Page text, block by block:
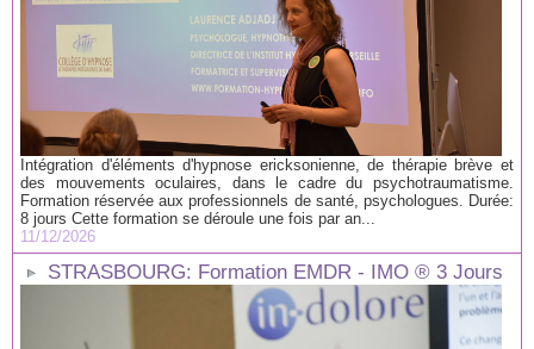
Intégration d'éléments d'hypnose ericksonienne, de thérapie brève et
des mouvements oculaires, dans le cadre du psychotraumatisme.
Formation réservée aux professionnels de santé, psychologues. Durée:
8 jours Cette formation se déroule une fois par an...
11/12/2026
STRASBOURG: Formation EMDR - IMO ® 3 Jours